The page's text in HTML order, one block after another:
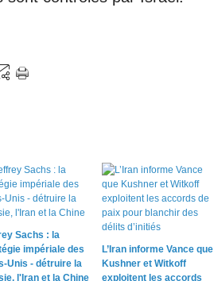
Sachs : la
impériale des
Unis - détruire la
l'Iran et la Chine
L’Iran informe Vance que
Kushner et Witkoff
exploitent les accords